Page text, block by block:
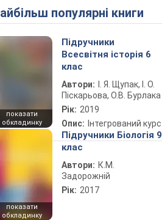
Найбільш популярні книги
показати
обкладинку
Підручники
Всесвітня історія 6
клас
Автори:
І. Я. Щупак, І. О.
Піскарьова, О.В. Бурлака
Рік: 2019
Опис: Інтегрований курс
показати
обкладинку
Підручники Біологія 9
клас
Автори: К.М.
Задорожній
Рік: 2017